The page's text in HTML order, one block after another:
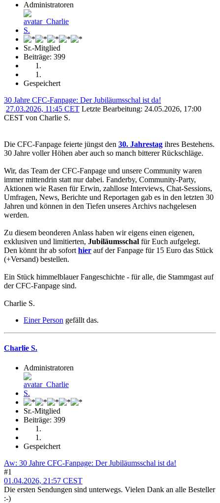
Administratoren
Sr.-Mitglied
Beiträge: 399
Gespeichert
30 Jahre CFC-Fanpage: Der Jubiläumsschal ist da!
27.03.2026, 11:45 CET Letzte Bearbeitung: 24.05.2026, 17:00
CEST von Charlie S.
Die CFC-Fanpage feierte jüngst den 30. Jahrestag ihres Bestehens.
30 Jahre voller Höhen aber auch so manch bitterer Rückschläge.
Wir, das Team der CFC-Fanpage und unsere Community waren
immer mittendrin statt nur dabei. Fanderby, Community-Party,
Aktionen wie Rasen für Erwin, zahllose Interviews, Chat-Sessions,
Umfragen, News, Berichte und Reportagen gab es in den letzten 30
Jahren und können in den Tiefen unseres Archivs nachgelesen
werden.
Zu diesem beonderen Anlass haben wir eigens einen eigenen,
exklusiven und limitierten, Jubiläumsschal für Euch aufgelegt.
Den könnt ihr ab sofort hier auf der Fanpage für 15 Euro das Stück
(+Versand) bestellen.
Ein Stück himmelblauer Fangeschichte - für alle, die Stammgast auf
der CFC-Fanpage sind.
Charlie S.
Einer Person gefällt das.
Charlie S.
Administratoren
Sr.-Mitglied
Beiträge: 399
Gespeichert
Aw: 30 Jahre CFC-Fanpage: Der Jubiläumsschal ist da!
#1
01.04.2026, 21:57 CEST
Die ersten Sendungen sind unterwegs. Vielen Dank an alle Besteller
:-)